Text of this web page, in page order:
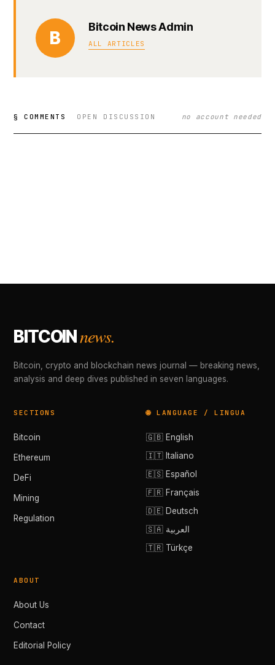
B
Bitcoin News Admin
ALL ARTICLES
§ COMMENTS OPEN DISCUSSION no account needed
BITCOINnews.
Bitcoin, crypto and blockchain news journal — breaking news,
analysis and deep dives published in seven languages.
SECTIONS
Bitcoin
Ethereum
DeFi
Mining
Regulation
🌐 LANGUAGE / LINGUA
🇬🇧 English
🇮🇹 Italiano
🇪🇸 Español
🇫🇷 Français
🇩🇪 Deutsch
🇸🇦 العربية
🇹🇷 Türkçe
ABOUT
About Us
Contact
Editorial Policy